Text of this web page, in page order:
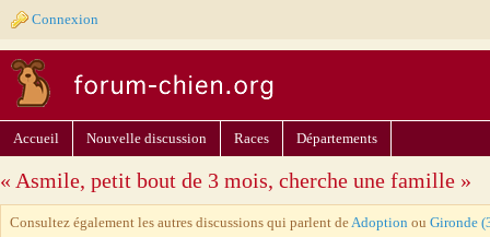
Connexion
Accueil Nouvelle discussion Races Départements
« Asmile, petit bout de 3 mois, cherche une famille »
Consultez également les autres discussions qui parlent deAdoption ou Gironde